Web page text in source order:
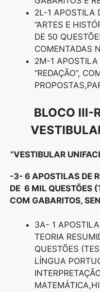
2L-1 APOSTILA
“ARTES E
DE 50
COMENTADAS
2M-1 APOSTILA
“REDAÇÃO”,
BLOCO III-
“VESTIBULAR
-3- 6 APOSTILAS DE
DE 6 MIL QUESTÕES
COM GABARITOS,
3A- 1
TEORIA
QUESTÕES
LÍNGUA